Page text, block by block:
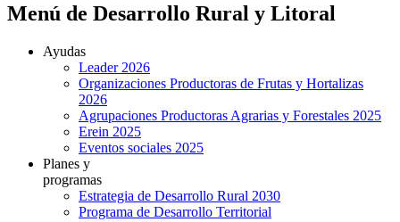
Menú de Desarrollo Rural y Litoral
Ayudas
Leader 2026
Organizaciones Productoras de Frutas y Hortalizas
2026
Agrupaciones Productoras Agrarias y Forestales 2025
Erein 2025
Eventos sociales 2025
Planes y
programas
Estrategia de Desarrollo Rural 2030
Programa de Desarrollo Territorial